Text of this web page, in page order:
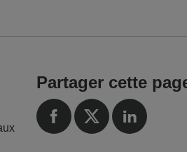
Partager cette